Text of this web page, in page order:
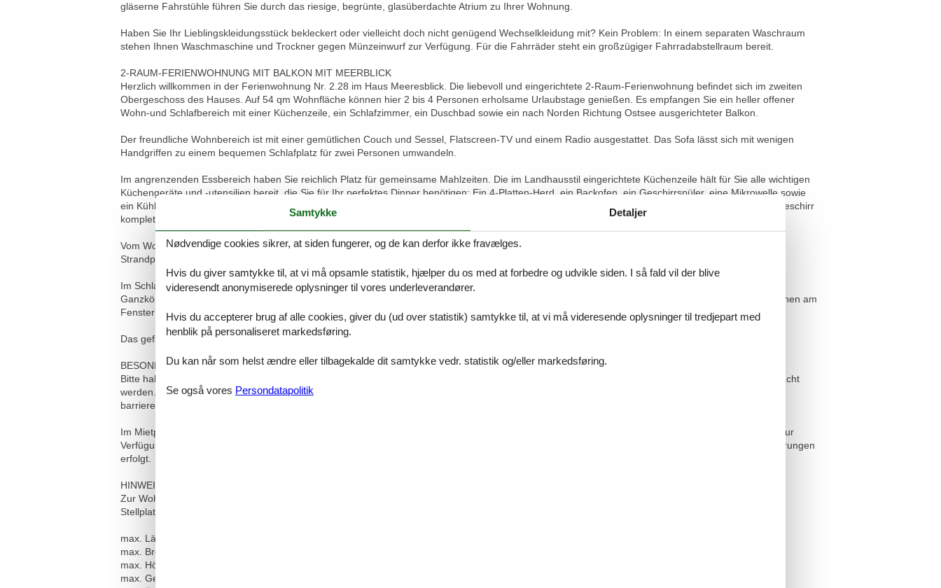
gläserne Fahrstühle führen Sie durch das riesige, begrünte, glasüberdachte Atrium zu Ihrer Wohnung.
Haben Sie Ihr Lieblingskleidungsstück bekleckert oder vielleicht doch nicht genügend Wechselkleidung mit? Kein Problem: In einem separaten Waschraum
stehen Ihnen Waschmaschine und Trockner gegen Münzeinwurf zur Verfügung. Für die Fahrräder steht ein großzügiger Fahrradabstellraum bereit.
2-RAUM-FERIENWOHNUNG MIT BALKON MIT MEERBLICK
Herzlich willkommen in der Ferienwohnung Nr. 2.28 im Haus Meeresblick. Die liebevoll und eingerichtete 2-Raum-Ferienwohnung befindet sich im zweiten
Obergeschoss des Hauses. Auf 54 qm Wohnfläche können hier 2 bis 4 Personen erholsame Urlaubstage genießen. Es empfangen Sie ein heller offener
Wohn-und Schlafbereich mit einer Küchenzeile, ein Schlafzimmer, ein Duschbad sowie ein nach Norden Richtung Ostsee ausgerichteter Balkon.
Der freundliche Wohnbereich ist mit einer gemütlichen Couch und Sessel, Flatscreen-TV und einem Radio ausgestattet. Das Sofa lässt sich mit wenigen
Handgriffen zu einem bequemen Schlafplatz für zwei Personen umwandeln.
Im angrenzenden Essbereich haben Sie reichlich Platz für gemeinsame Mahlzeiten. Die im Landhausstil eingerichtete Küchenzeile hält für Sie alle wichtigen
Küchengeräte und -utensilien bereit, die Sie für Ihr perfektes Dinner benötigen: Ein 4-Platten-Herd, ein Backofen, ein Geschirrspüler, eine Mikrowelle sowie
ein Kühlschrank mit Gefrierfach befinden sich in der Küche. Eine Kaffeemaschine, ein Wasserkocher und ein Toaster sowie genügend Koch- und Essgeschirr
komplettieren die Küchenausstattung.
Vom Wohnbereich betreten Sie den möblierten Balkon, der nach Norden ausgerichtet ist und einen umwerfenden Blick auf die Ostsee und die
Strandpromenade bietet. Hier können Sie Sonne tanken, relaxen und den Abend nach einem schönen Tag am Meer ausklingen lassen.
Im Schlafzimmer, das in Richtung Atrium ausgerichtet ist, lädt Sie ein komfortables Doppelbett zur Nachtruhe ein. Der rustikale Kleiderschrank mit
Ganzkörperspiegel bietet ausreichend Platz für Ihre Urlaubsgarderobe. Als Sichtschutz bzw. zum Verdunkeln sind im Schlafzimmer Plissees und Gardinen am
Fenster angebracht.
Das geflieste Bad mit einer Duschkabine, Waschbecken und WC eingerichtet vervollständigt die das Gesamtbild dieser Wohnung.
BESONDERHEITEN
Bitte haben Sie Verständnis, dass in diesem Nichtraucherhaus das Rauchen nur auf den Balkonen gestattet ist. Haustiere können leider nicht mitgebracht
werden. Die Ferienanlage verfügt über Münzwaschmaschinen und -trockner sowie Abstellmöglichkeiten für Fahrräder. Alle Wohnungen sind in diesem
barrierefrei konzipierten Objekt über Fahrstühle erreichbar.
Im Mietpreis sind Nebenkosten wie Strom, Wasser und Heizungskosten enthalten.[nbsp] Pro Person steht Ihnen ein Wäschepaket in Erstausstattung zur
Verfügung. Als Zusatzleistung steht Ihnen eine Internetnutzung über WLAN kostenfrei zur Verfügung, wobei gem. AGB keine Haftung bei etwaigen Störungen
erfolgt.
HINWEISE ZUM PARKEN:
Zur Wohnung gehört ein Tiefgaragenstellplatz mit der Stellplatznummer 76. Dabei handelt es sich um eine Doppelparkanlage (Standardanlage bei
Stellplatzbreite 2,30 m; obere Plattform). Bitte beachten Sie, dass Ihr Pkw folgende Angaben nicht überschreitet.:
max. Länge 5 m
max. Breite (ohne Außenspiegel) 1,90 m
max. Höhe 1,50 m
max. Gewicht 2000 kg
Samtykke Detaljer
Nødvendige cookies sikrer, at siden fungerer, og de kan derfor ikke fravælges.
Hvis du giver samtykke til, at vi må opsamle statistik, hjælper du os med at forbedre og udvikle siden. I så fald vil der blive
videresendt anonymiserede oplysninger til vores underleverandører.
Hvis du accepterer brug af alle cookies, giver du (ud over statistik) samtykke til, at vi må videresende oplysninger til tredjepart med
henblik på personaliseret markedsføring.
Du kan når som helst ændre eller tilbagekalde dit samtykke vedr. statistik og/eller markedsføring.
Se også vores Persondatapolitik